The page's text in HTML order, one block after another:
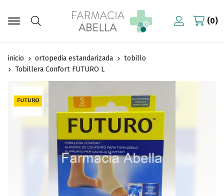
Buscar
0
inicio ortopedia estandarizada
tobillo
Tobillera Confort FUTURO L